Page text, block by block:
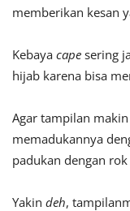
memberikan kesan
Kebaya cape sering
hijab karena bisa
Agar tampilan
memadukannya
padukan dengan rok
Yakin deh,